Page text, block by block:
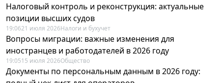
Налоговый контроль и реконструкция: актуальные
позиции высших судов
19:0621 июля 2026Налоги и бухучет
Вопросы миграции: важные изменения для
иностранцев и работодателей в 2026 году
19:0515 июля 2026Общество
Документы по персональным данным в 2026 году: